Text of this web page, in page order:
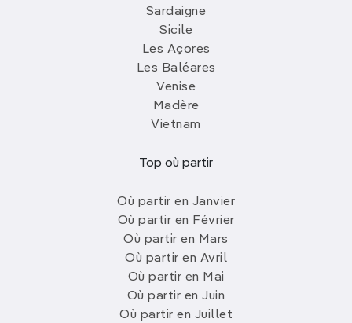
Sardaigne
Sicile
Les Açores
Les Baléares
Venise
Madère
Vietnam
Top où partir
Où partir en Janvier
Où partir en Février
Où partir en Mars
Où partir en Avril
Où partir en Mai
Où partir en Juin
Où partir en Juillet